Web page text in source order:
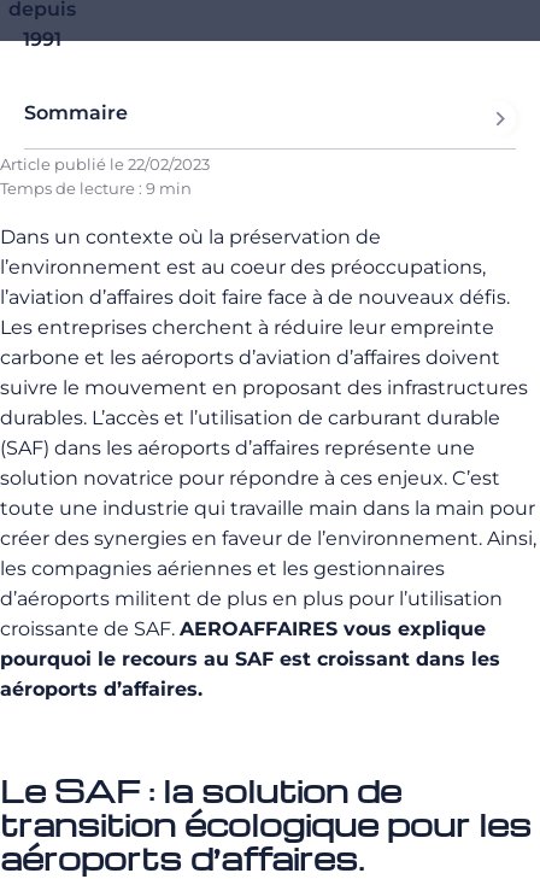
depuis
1991
Sommaire
Article publié le22/02/2023
Temps de lecture : 9 min
Dans un contexte où la préservation de
l’environnement est au coeur des préoccupations,
l’aviation d’affaires doit faire face à de nouveaux défis.
Les entreprises cherchent à réduire leur empreinte
carbone et les aéroports d’aviation d’affaires doivent
suivre le mouvement en proposant des infrastructures
durables. L’accès et l’utilisation de carburant durable
(SAF) dans les aéroports d’affaires représente une
solution novatrice pour répondre à ces enjeux. C’est
toute une industrie qui travaille main dans la main pour
créer des synergies en faveur de l’environnement. Ainsi,
les compagnies aériennes et les gestionnaires
d’aéroports militent de plus en plus pour l’utilisation
croissante de SAF. AEROAFFAIRES vous explique
pourquoi le recours au SAF est croissant dans les
aéroports d’affaires.
Le SAF : la solution de
transition écologique pour les
aéroports d’affaires.